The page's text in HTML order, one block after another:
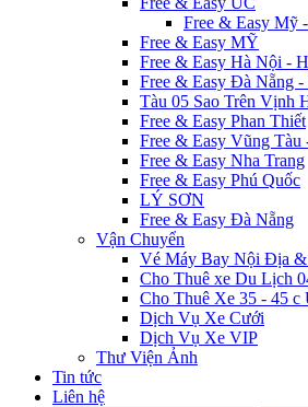
Free & Easy Mỹ
Free & Easy MỸ
Free & Easy Hà Nội -
Free & Easy Đà Nẵng
Tàu 05 Sao Trên Vịnh
Free & Easy Phan Thiết
Free & Easy Vũng
Free & Easy Nha Trang
Free & Easy Phú Quốc
LÝ SƠN
Free & Easy Đà Nẵng
Vận Chuyển
Vé Máy Bay Nội Địa
Cho Thuê xe Du Lịch
Cho Thuê Xe 35 - 45 c
Dịch Vụ Xe Cưới
Dịch Vụ Xe VIP
Thư Viện Ảnh
Tin tức
Liên hệ